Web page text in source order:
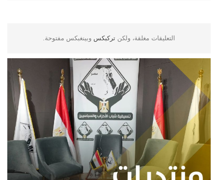
التعليقات مغلقة، ولكن تركبكس وبينغبكس مفتوحة.